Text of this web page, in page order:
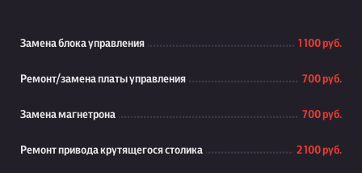
Замена блока управления 1 100 руб.
Ремонт/замена платы управления 700 руб.
Замена магнетрона 700 руб.
Ремонт привода крутящегося столика 2 100 руб.